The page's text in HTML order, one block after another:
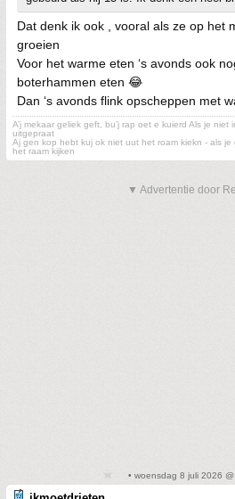
Dat denk ik ook , vooral als ze op het
groeien
Voor het warme eten ‘s avonds ook
boterhammen eten 😂
Dan ‘s avonds flink opscheppen met
A’j mekaar geliek geft, bu’j rap oet e kuierd Als je
uitgepraat
Aj gen kop hebt kuj ok niet uut het roam kiekn - als
het raam kijken
▼ Advertentie door
• woensdag 8 juli 2026